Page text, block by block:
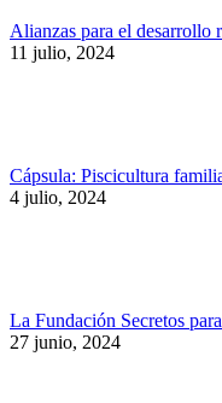
Alianzas para el desarrollo
11 julio, 2024
Cápsula: Piscicultura
4 julio, 2024
La Fundación Secretos
27 junio, 2024